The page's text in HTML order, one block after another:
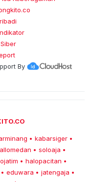
By
• kabarsiger •
• soloaja •
• halopacitan •
• eduwara • jatengaja •